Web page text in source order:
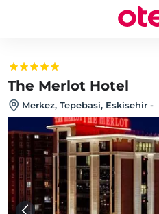
The Merlot Hotel
Merkez, Tepebasi, Eskisehir -